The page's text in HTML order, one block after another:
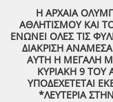
Η ΑΡΧΑΙΑ
ΑΘΛΗΤΙΣΜΟΥ ΚΑΙ
ΕΝΩΝΕΙ ΟΛΕΣ ΤΙΣ
ΔΙΑΚΡΙΣΗ
ΑΥΤΗ Η ΜΕΓΑΛΗ
ΚΥΡΙΑΚΗ 9 ΤΟΥ
ΥΠΟΔΕΧΕΤΕΤΑΙ
*ΛΕΥΤΕΡΙΑ